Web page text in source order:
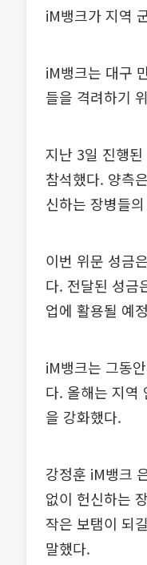
iM뱅크가 지역
iM뱅크는 대구
들을 격려하기
지난 3일 진행
참석했다. 양측
신하는 장병들
이번 위문 성금
다. 전달된 성금
업에 활용될 예
iM뱅크는 그동
다. 올해는 지역
을 강화했다.
강정훈 iM뱅크
없이 헌신하는
작은 보탬이 되
말했다.